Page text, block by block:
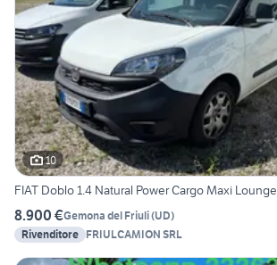
10
FIAT Doblo 1.4 Natural Power Cargo Maxi Lounge
8.900 €Gemona del Friuli(UD)
Rivenditore FRIULCAMION SRL